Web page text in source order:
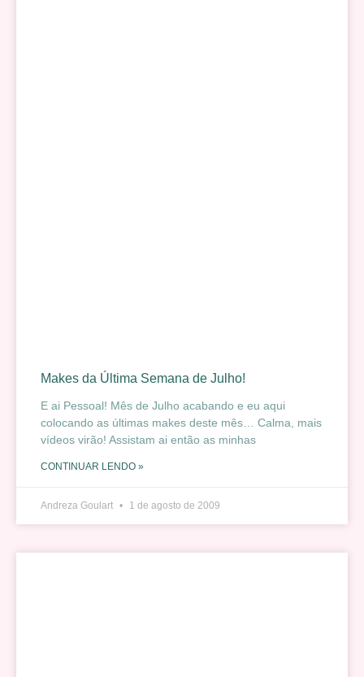
Makes da Última Semana de Julho!
E ai Pessoal! Mês de Julho acabando e eu aqui
colocando as últimas makes deste mês… Calma, mais
vídeos virão! Assistam ai então as minhas
CONTINUAR LENDO »
Andreza Goulart 1 de agosto de 2009